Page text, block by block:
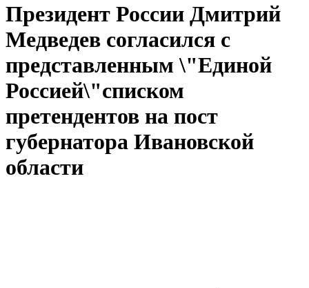
Президент России Дмитрий
Медведев согласился с
представленным \"Единой
Россией\"списком
претендентов на пост
губернатора Ивановской
области